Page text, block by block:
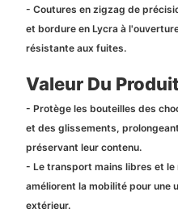
- Coutures en zigzag de
et bordure en Lycra à
résistante aux fuites.
Valeur Du Produit
- Protège les bouteilles des
et des glissements,
préservant leur contenu.
- Le transport mains libres et
améliorent la mobilité pour une
extérieur.